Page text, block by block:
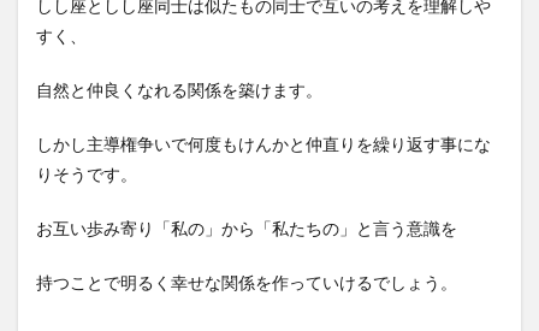
しし座としし座同士は似たもの同士で互いの考えを理解しや
すく、
自然と仲良くなれる関係を築けます。
しかし主導権争いで何度もけんかと仲直りを繰り返す事にな
りそうです。
お互い歩み寄り「私の」から「私たちの」と言う意識を
持つことで明るく幸せな関係を作っていけるでしょう。